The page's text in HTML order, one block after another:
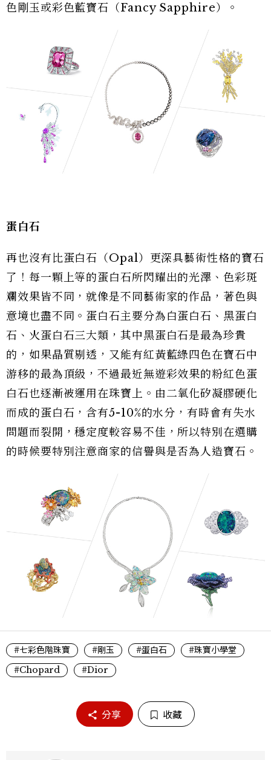
色剛玉或彩色藍寶石（Fancy Sapphire）。
蛋白石
再也沒有比蛋白石（Opal）更深具藝術性格的寶石
了！每一顆上等的蛋白石所閃耀出的光澤、色彩斑
斕效果皆不同，就像是不同藝術家的作品，著色與
意境也盡不同。蛋白石主要分為白蛋白石、黑蛋白
石、火蛋白石三大類，其中黑蛋白石是最為珍貴
的，如果晶質剔透，又能有紅黃藍綠四色在寶石中
游移的最為頂級，不過最近無遊彩效果的粉紅色蛋
白石也逐漸被運用在珠寶上。由二氧化矽凝膠硬化
而成的蛋白石，含有5-10%的水分，有時會有失水
問題而裂開，穩定度較容易不佳，所以特別在選購
的時候要特別注意商家的信譽與是否為人造寶石。
#七彩色階珠寶 #剛玉 #蛋白石
#珠寶小學堂
#Chopard
#Dior
分享 收藏